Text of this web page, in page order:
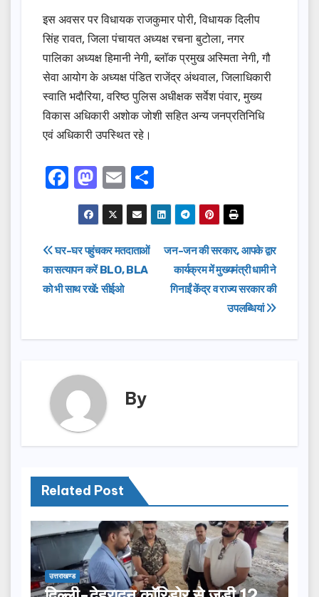
इस अवसर पर विधायक राजकुमार पोरी, विधायक दिलीप
सिंह रावत, जिला पंचायत अध्यक्ष रचना बुटोला, नगर
पालिका अध्यक्ष हिमानी नेगी, ब्लॉक प्रमुख अस्मिता नेगी, गौ
सेवा आयोग के अध्यक्ष पंडित राजेंद्र अंथवाल, जिलाधिकारी
स्वाति भदौरिया, वरिष्ठ पुलिस अधीक्षक सर्वेश पंवार, मुख्य
विकास अधिकारी अशोक जोशी सहित अन्य जनप्रतिनिधि
एवं अधिकारी उपस्थित रहे।
F
a
c
e
b
o
k
M
a
st
o
d
o
E
m
ail
h
ar
e
Post
navigation
जन-जन की सरकार, आपके द्वार
कार्यक्रम में मुख्यमंत्री धामी ने
गिनाईं केंद्र व राज्य सरकार की
उपलब्धियां
घर-घर पहुंचकर मतदाताओं
का सत्यापन करें BLO, BLA
को भी साथ रखें: सीईओ
By
Related Post
उत्तराखण्ड